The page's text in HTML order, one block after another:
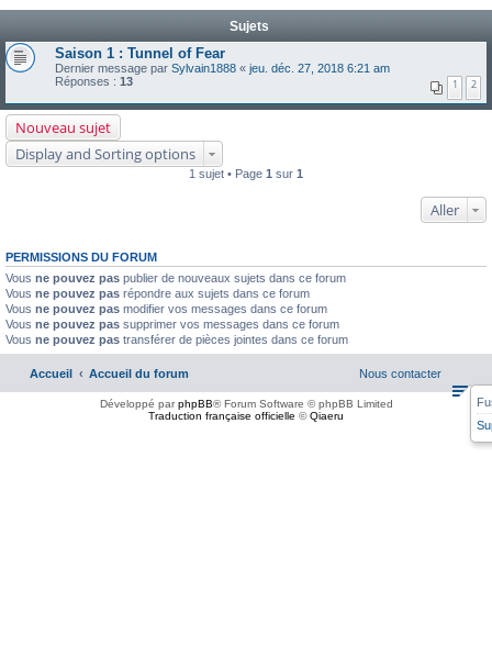
Sujets
Saison 1 : Tunnel of Fear
Dernier message par Sylvain1888 « jeu. déc. 27, 2018 6:21 am
Réponses : 13 1 2
Nouveau sujet
Display and Sorting options
1 sujet • Page 1 sur 1
Aller
PERMISSIONS DU FORUM
Vous ne pouvez pas publier de nouveaux sujets dans ce forum
Vous ne pouvez pas répondre aux sujets dans ce forum
Vous ne pouvez pas modifier vos messages dans ce forum
Vous ne pouvez pas supprimer vos messages dans ce forum
Vous ne pouvez pas transférer de pièces jointes dans ce forum
Accueil Accueil du forum Nous contacter
Développé parphpBB® Forum Software © phpBB Limited
Traduction française officielle ©Qiaeru